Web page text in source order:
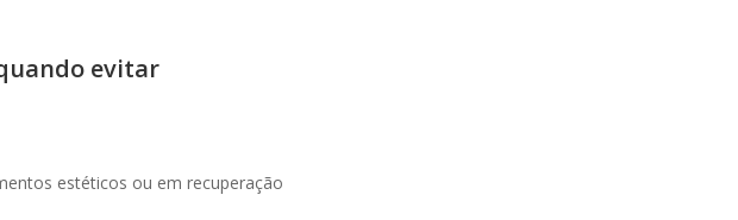
evitar
estéticos ou em recuperação